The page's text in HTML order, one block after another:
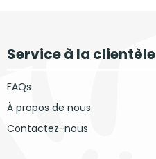
Service à la clientèle
FAQs
À propos de nous
Contactez-nous